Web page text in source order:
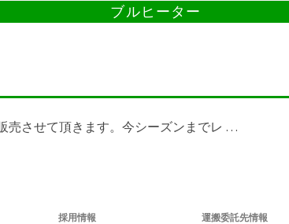
ブルヒーター
売させて頂きます。今シーズンまでレ …
採用情報 運搬委託先情報